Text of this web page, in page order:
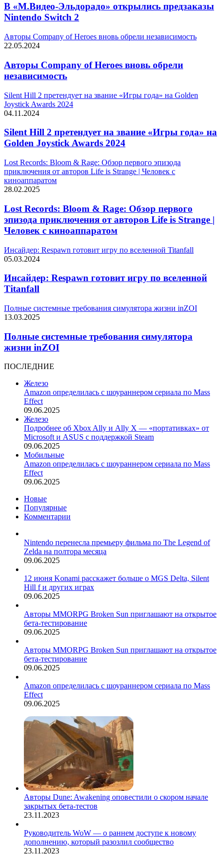
В «М.Видео-Эльдорадо» открылись предзаказы
Nintendo Switch 2
Авторы Company of Heroes вновь обрели независимость
22.05.2024
Авторы Company of Heroes вновь обрели
независимость
Silent Hill 2 претендует на звание «Игры года» на Golden
Joystick Awards 2024
04.11.2024
Silent Hill 2 претендует на звание «Игры года» на
Golden Joystick Awards 2024
Lost Records: Bloom & Rage: Обзор первого эпизода
приключения от авторов Life is Strange | Человек с
киноаппаратом
28.02.2025
Lost Records: Bloom & Rage: Обзор первого
эпизода приключения от авторов Life is Strange |
Человек с киноаппаратом
Инсайдер: Respawn готовит игру по вселенной Titanfall
05.03.2024
Инсайдер: Respawn готовит игру по вселенной
Titanfall
Полные системные требования симулятора жизни inZOI
13.03.2025
Полные системные требования симулятора
жизни inZOI
ПОСЛЕДНИЕ
Железо
Amazon определилась с шоураннером сериала по Mass
Effect
09.06.2025
Железо
Подробнее об Xbox Ally и Ally X — «портативках» от
Microsoft и ASUS с поддержкой Steam
09.06.2025
Мобильные
Amazon определилась с шоураннером сериала по Mass
Effect
09.06.2025
Новые
Популярные
Комментарии
Nintendo перенесла премьеру фильма по The Legend of
Zelda на полтора месяца
09.06.2025
12 июня Konami расскажет больше о MGS Delta, Silent
Hill f и других играх
09.06.2025
Авторы MMORPG Broken Sun приглашают на открытое
бета-тестирование
09.06.2025
Авторы MMORPG Broken Sun приглашают на открытое
бета-тестирование
09.06.2025
Amazon определилась с шоураннером сериала по Mass
Effect
09.06.2025
Авторы Dune: Awakening оповестили о скором начале
закрытых бета-тестов
23.11.2023
Руководитель WoW — о раннем доступе к новому
дополнению, который разозлил сообщество
23.11.2023